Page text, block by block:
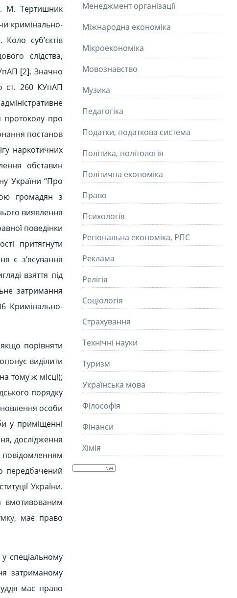
М. Тертишник
кримінально-
суб’єктів
слідства,
[2]. Значно
ст. 260 КУпАП
протоколу про
постанов
наркотичних
обставин
України “Про
громадян з
виявлення
поведінки
притягнути
є з’ясування
взяття під
затримання
Кримінально-
порівняти
виділити
тому ж місці);
порядку
особи
у приміщенні
дослідження
передбачений
України.
вмотивованим
має право
спеціальному
затриманому
має право
Менеджмент організації
Міжнародна економіка
Мікроекономіка
Мовознавство
Музика
Педагогіка
Податки, податкова система
Політика, політологія
Політична економіка
Право
Психологія
Регіональна економіка, РПС
Реклама
Релігія
Соціологія
Страхування
Технічні науки
Туризм
Українська мова
Філософія
Фінанси
Хімія